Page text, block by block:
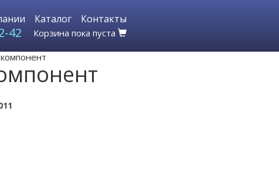
Каталог Контакты
42 Корзина пока пуста